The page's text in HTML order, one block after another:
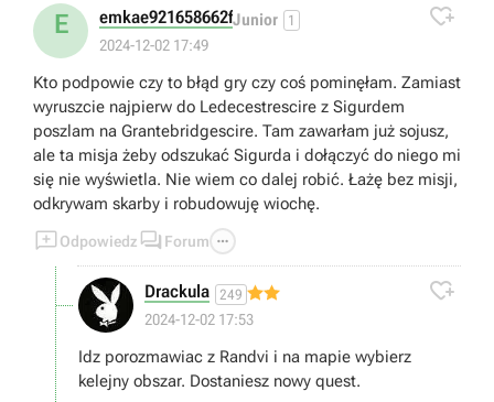
E emkae921658662fJunior 1
2024-12-02 17:49

Kto podpowie czy to błąd gry czy coś pominęłam. Zamiast
wyruszcie najpierw do Ledecestrescire z Sigurdem
poszlam na Grantebridgescire. Tam zawarłam już sojusz,
ale ta misja żeby odszukać Sigurda i dołączyć do niego mi
się nie wyświetla. Nie wiem co dalej robić. Łażę bez misji,
odkrywam skarby i robudowuję wiochę.
Odpowiedz  Forum 
Drackula 249
2024-12-02 17:53

Idz porozmawiac z Randvi i na mapie wybierz
kelejny obszar. Dostaniesz nowy quest.